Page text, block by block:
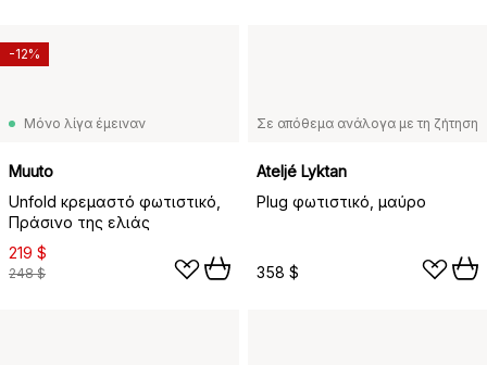
Μόνο λίγα έμειναν
Muuto
Unfold κρεμαστό φωτιστικό,
Πράσινο της ελιάς
219 $
248 $
-12%
Σε απόθεμα ανάλογα με τη ζήτηση
Ateljé Lyktan
Plug φωτιστικό, μαύρο
358 $